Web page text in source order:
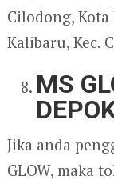
Cilodong, Kota
Kalibaru, Kec.
MS
Jika anda
GLOW, maka